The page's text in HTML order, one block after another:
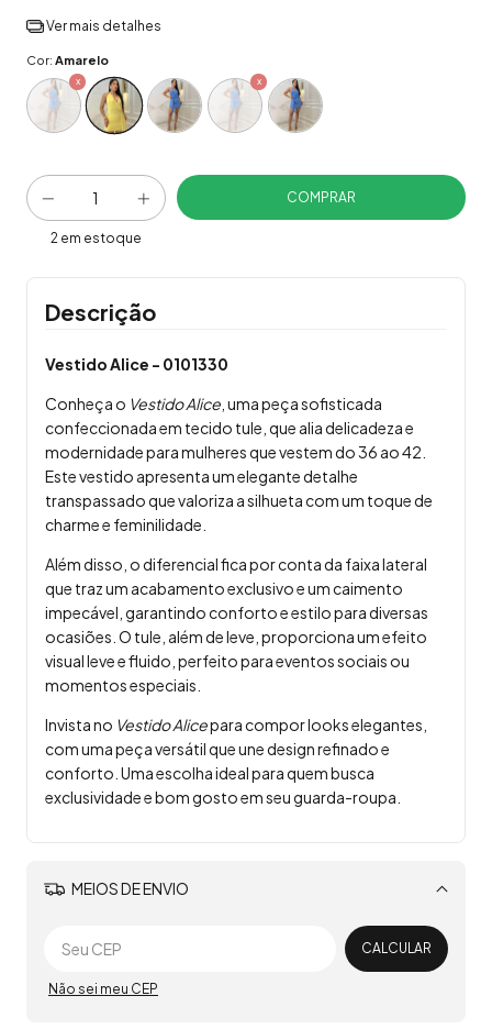
Ver mais detalhes
Cor: Amarelo
2 em estoque
Descrição
Vestido Alice - 0101330
Conheça o Vestido Alice , uma peça sofisticada
confeccionada em tecido tule, que alia delicadeza e
modernidade para mulheres que vestem do 36 ao 42.
Este vestido apresenta um elegante detalhe
transpassado que valoriza a silhueta com um toque de
charme e feminilidade.
Além disso, o diferencial fica por conta da faixa lateral
que traz um acabamento exclusivo e um caimento
impecável, garantindo conforto e estilo para diversas
ocasiões. O tule, além de leve, proporciona um efeito
visual leve e fluido, perfeito para eventos sociais ou
momentos especiais.
Invista no Vestido Alicepara compor looks elegantes,
com uma peça versátil que une design refinado e
conforto. Uma escolha ideal para quem busca
exclusividade e bom gosto em seu guarda-roupa.
MEIOS DE ENVIO
Alterar CEP
CALCULAR
Não sei meu CEP